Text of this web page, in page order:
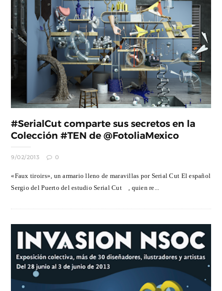
#SerialCut comparte sus secretos en la
Colección #TEN de @FotoliaMexico
9/02/2013 0
«Faux tiroirs», un armario lleno de maravillas por Serial Cut El español
Sergio del Puerto del estudio Serial Cut™, quien re...